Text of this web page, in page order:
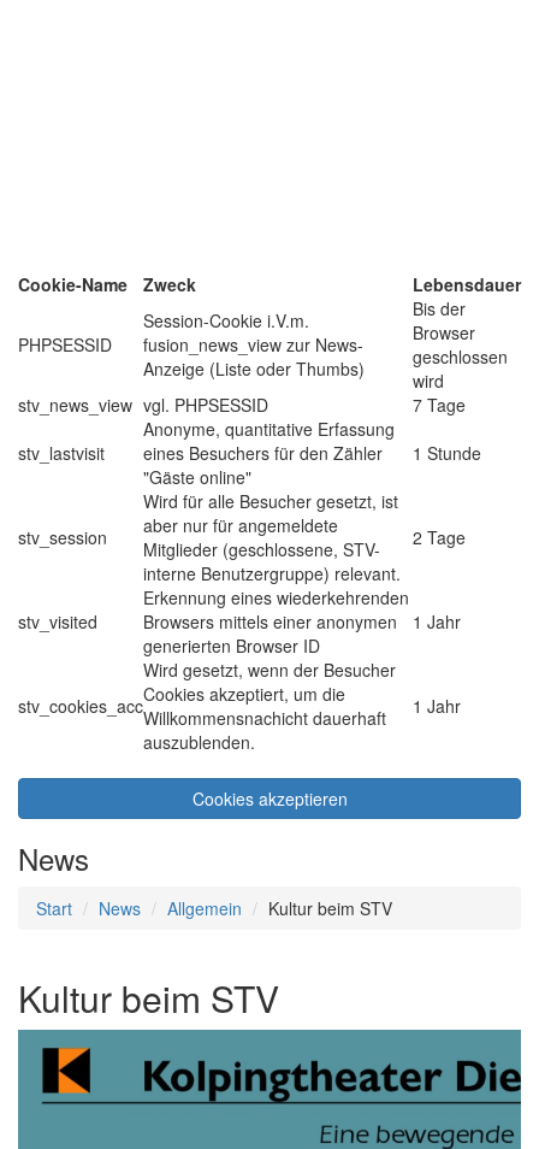
Cookie-Name Zweck Lebensdauer
PHPSESSID
Session-Cookie i.V.m.
fusion_news_view zur News-
Anzeige (Liste oder Thumbs)
Bis der
Browser
geschlossen
wird
stv_news_view vgl. PHPSESSID
7 Tage
stv_lastvisit
Anonyme, quantitative Erfassung
eines Besuchers für den Zähler
"Gäste online"
1 Stunde
stv_session
Wird für alle Besucher gesetzt, ist
aber nur für angemeldete
Mitglieder (geschlossene, STV-
interne Benutzergruppe) relevant.
2 Tage
stv_visited
Erkennung eines wiederkehrenden
Browsers mittels einer anonymen
generierten Browser ID
1 Jahr
stv_cookies_acc
Wird gesetzt, wenn der Besucher
Cookies akzeptiert, um die
Willkommensnachicht dauerhaft
auszublenden.
1 Jahr
Cookies akzeptieren
News
Start News Allgemein Kultur beim STV
Kultur beim STV